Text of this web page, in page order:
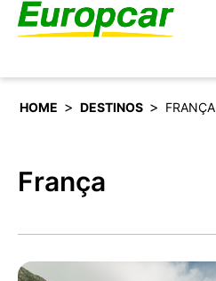
Português
HOME > DESTINOS > FRANÇA
França